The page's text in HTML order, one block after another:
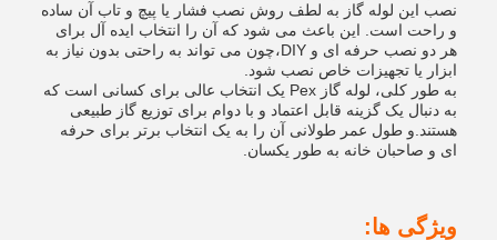
نصب این لوله گاز به لطف روش نصب فشار یا پیچ و تاب آن ساده
و راحت است. این باعث می شود که آن را انتخاب ایده آل برای
هر دو نصب حرفه ای و DIY،چون می تواند به راحتی بدون نیاز به
ابزار یا تجهیزات خاص نصب شود.
به طور کلی، لوله گاز Pex یک انتخاب عالی برای کسانی است که
به دنبال یک گزینه قابل اعتماد و با دوام برای توزیع گاز طبیعی
هستند.و طول عمر طولانی آن را به یک انتخاب برتر برای حرفه
ای و صاحبان خانه به طور یکسان.
ویژگی ها: